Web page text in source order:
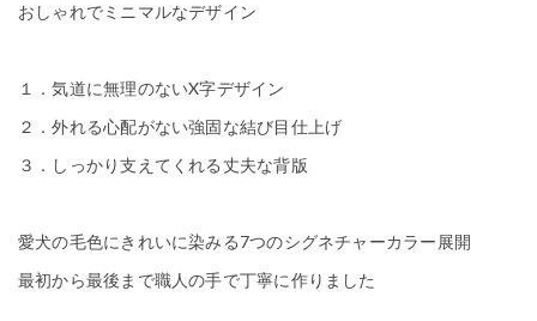
おしゃれでミニマルなデザイン
１．気道に無理のないX字デザイン
２．外れる心配がない強固な結び目仕上げ
３．しっかり支えてくれる丈夫な背版
愛犬の毛色にきれいに染みる7つのシグネチャーカラー展開
最初から最後まで職人の手で丁寧に作りました